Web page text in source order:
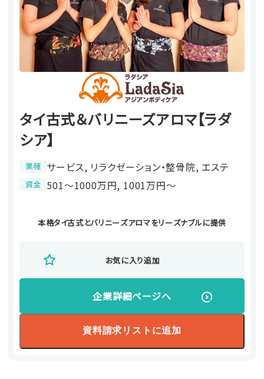
タイ古式＆バリニーズアロマ【ラダ
シア】
業種 サービス, リラクゼーション・整骨院, エステ
資金 501〜1000万円, 1001万円〜
本格タイ古式とバリニーズアロマをリーズナブルに提供
お気に入り追加
企業詳細ページへ
資料請求リストに追加